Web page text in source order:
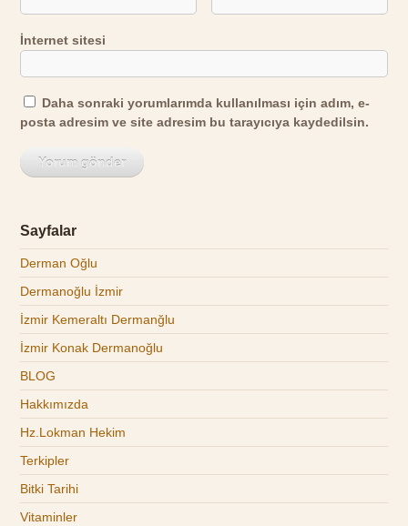
İnternet sitesi
Daha sonraki yorumlarımda kullanılması için adım, e-
posta adresim ve site adresim bu tarayıcıya kaydedilsin.
Sayfalar
Derman Oğlu
Dermanoğlu İzmir
İzmir Kemeraltı Dermanğlu
İzmir Konak Dermanoğlu
BLOG
Hakkımızda
Hz.Lokman Hekim
Terkipler
Bitki Tarihi
Vitaminler